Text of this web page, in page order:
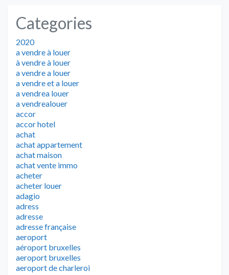
Categories
2020
a vendre à louer
à vendre à louer
a vendre a louer
a vendre et a louer
a vendrea louer
a vendrealouer
accor
accor hotel
achat
achat appartement
achat maison
achat vente immo
acheter
acheter louer
adagio
adress
adresse
adresse française
aeroport
aéroport bruxelles
aeroport bruxelles
aeroport de charleroi